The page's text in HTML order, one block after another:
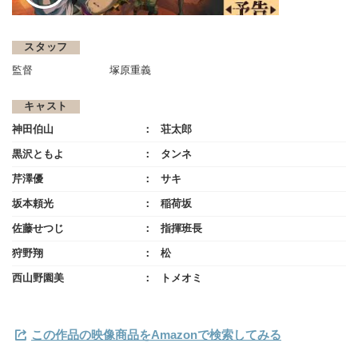
スタッフ
監督 塚原重義
キャスト
神田伯山 荘太郎
黒沢ともよ タンネ
芹澤優 サキ
坂本頼光 稲荷坂
佐藤せつじ 指揮班長
狩野翔 松
西山野園美 トメオミ
この作品の映像商品をAmazonで検索してみる